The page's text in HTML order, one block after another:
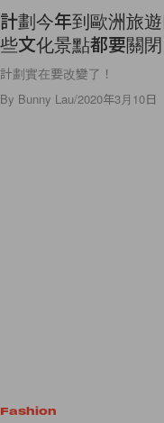
計劃今年到歐洲旅
些文化景點都要關閉
計劃實在要改變了！
By Bunny Lau/2020年3月10日
Fashion